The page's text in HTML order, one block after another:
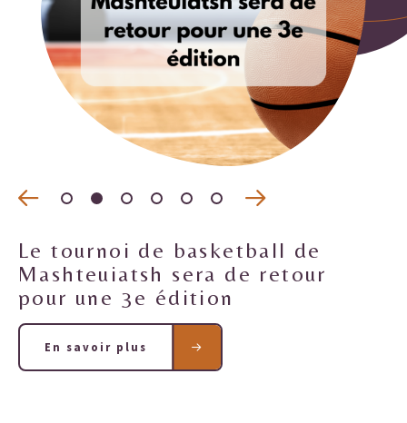
Le tournoi de basketball de
Mashteuiatsh sera de retour
pour une 3e édition
En savoir plus